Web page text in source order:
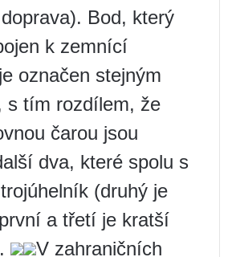
Bod, který
k zemnící
označen stejným
s tím rozdílem, že
čarou jsou
dva, které spolu s
(druhý je
a třetí je kratší
V zahraničních